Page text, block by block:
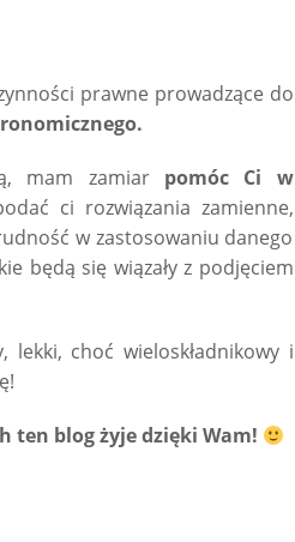
prawne prowadzące do
mam zamiar pomóc Ci w
ci rozwiązania zamienne,
w zastosowaniu danego
będą się wiązały z podjęciem
choć wieloskładnikowy i
ten blog żyje dzięki Wam!